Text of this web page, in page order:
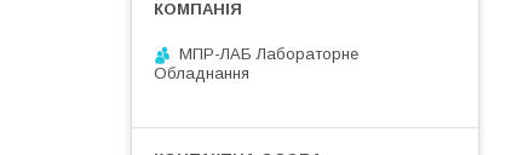
МПР-ЛАБ Лабораторне
Обладнання